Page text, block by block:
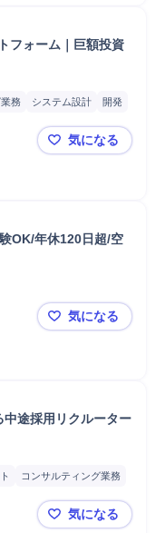
ォーム｜巨額投資
務 システム設計
開発
◤ABeam
気になる
OK/年休120日超/空
東京【出荷
気になる
途採用リクルーター
コンサルティング業務
人材紹介 分析
戦略立案
◤PwC
気になる